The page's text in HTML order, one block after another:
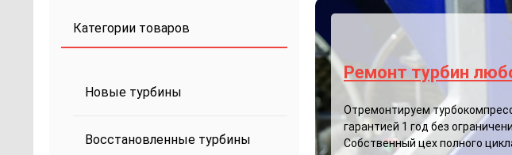
Категории товаров
Новые турбины
Восстановленные турбины
Ремонт турбин
Отремонтируем
гарантией 1 год без
Собственный цех полного
Замена и
сброса давления
Компания «ТУРБООСТ»
ремонту клапана сброса